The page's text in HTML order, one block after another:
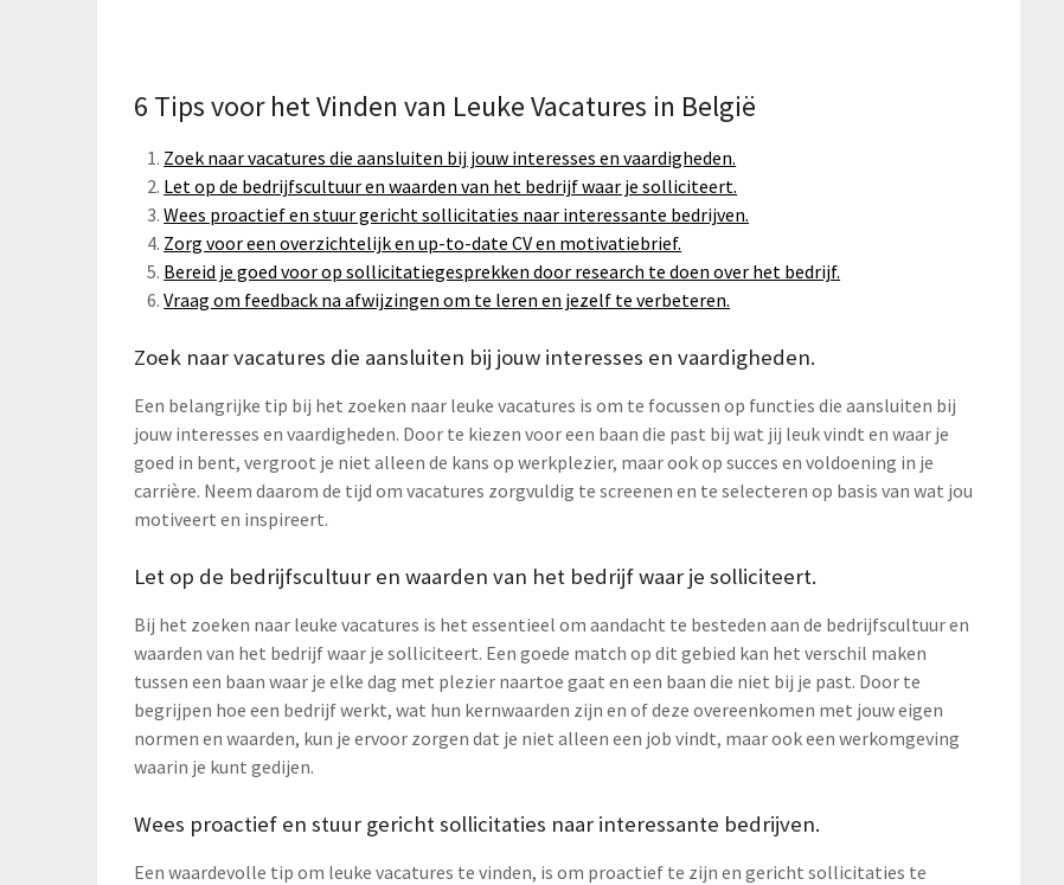
6 Tips voor het Vinden van Leuke Vacatures in België
Zoek naar vacatures die aansluiten bij jouw interesses en vaardigheden.
Let op de bedrijfscultuur en waarden van het bedrijf waar je solliciteert.
Wees proactief en stuur gericht sollicitaties naar interessante bedrijven.
Zorg voor een overzichtelijk en up-to-date CV en motivatiebrief.
Bereid je goed voor op sollicitatiegesprekken door research te doen over het bedrijf.
Vraag om feedback na afwijzingen om te leren en jezelf te verbeteren.
Zoek naar vacatures die aansluiten bij jouw interesses en vaardigheden.
Een belangrijke tip bij het zoeken naar leuke vacatures is om te focussen op functies die aansluiten bij
jouw interesses en vaardigheden. Door te kiezen voor een baan die past bij wat jij leuk vindt en waar je
goed in bent, vergroot je niet alleen de kans op werkplezier, maar ook op succes en voldoening in je
carrière. Neem daarom de tijd om vacatures zorgvuldig te screenen en te selecteren op basis van wat jou
motiveert en inspireert.
Let op de bedrijfscultuur en waarden van het bedrijf waar je solliciteert.
Bij het zoeken naar leuke vacatures is het essentieel om aandacht te besteden aan de bedrijfscultuur en
waarden van het bedrijf waar je solliciteert. Een goede match op dit gebied kan het verschil maken
tussen een baan waar je elke dag met plezier naartoe gaat en een baan die niet bij je past. Door te
begrijpen hoe een bedrijf werkt, wat hun kernwaarden zijn en of deze overeenkomen met jouw eigen
normen en waarden, kun je ervoor zorgen dat je niet alleen een job vindt, maar ook een werkomgeving
waarin je kunt gedijen.
Wees proactief en stuur gericht sollicitaties naar interessante bedrijven.
Een waardevolle tip om leuke vacatures te vinden, is om proactief te zijn en gericht sollicitaties te